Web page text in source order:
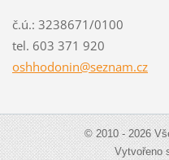
č.ú.: 3238671/0100
tel. 603 371 920
oshhodonin@seznam.cz
© 2010 - 2026
Vytvořeno